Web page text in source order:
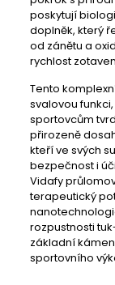
poskytují
doplněk, který
od zánětu a
rychlost
Tento
svalovou
sportovcům
přirozeně
kteří ve svých
bezpečnost i
Vidafy
terapeutický
rozpustnosti
základní
sportovního